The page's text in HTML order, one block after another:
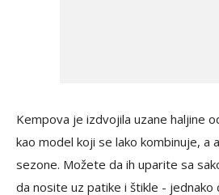
Kempova je izdvojila uzane haljine
kao model koji se lako kombinuje, a
sezone. Možete da ih uparite sa
da nosite uz patike i štikle - jednako